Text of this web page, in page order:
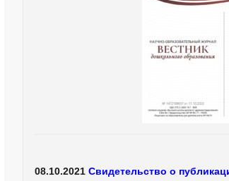
08.10.2021Свидетельство о